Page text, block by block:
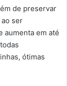
de preservar
ser
aumenta em até
ótimas